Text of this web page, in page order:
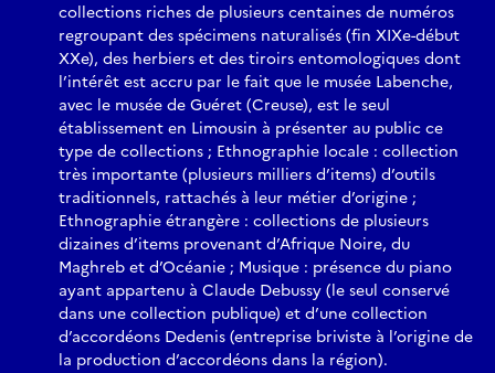
collections riches de plusieurs centaines de numéros
regroupant des spécimens naturalisés (fin XIXe-début
XXe), des herbiers et des tiroirs entomologiques dont
l’intérêt est accru par le fait que le musée Labenche,
avec le musée de Guéret (Creuse), est le seul
établissement en Limousin à présenter au public ce
type de collections ; Ethnographie locale : collection
très importante (plusieurs milliers d’items) d’outils
traditionnels, rattachés à leur métier d’origine ;
Ethnographie étrangère : collections de plusieurs
dizaines d’items provenant d’Afrique Noire, du
Maghreb et d’Océanie ; Musique : présence du piano
ayant appartenu à Claude Debussy (le seul conservé
dans une collection publique) et d’une collection
d’accordéons Dedenis (entreprise briviste à l’origine de
la production d’accordéons dans la région).